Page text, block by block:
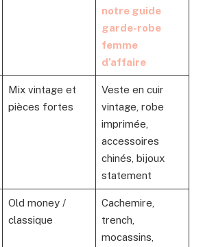
notre guide
garde-robe
femme
d’affaire
Mix vintage et
pièces fortes
Veste en cuir
vintage, robe
imprimée,
accessoires
chinés, bijoux
statement
Old money /
classique
Cachemire,
trench,
mocassins,